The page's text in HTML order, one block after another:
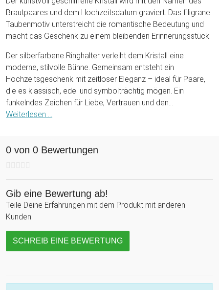
Brautpaares und dem Hochzeitsdatum graviert. Das filigrane
Taubenmotiv unterstreicht die romantische Bedeutung und
macht das Geschenk zu einem bleibenden Erinnerungsstück.
Der silberfarbene Ringhalter verleiht dem Kristall eine
moderne, stilvolle Bühne. Gemeinsam entsteht ein
Hochzeitsgeschenk mit zeitloser Eleganz – ideal für Paare,
die es klassisch, edel und symbolträchtig mögen. Ein
funkelndes Zeichen für Liebe, Vertrauen und den
gemeinsamen Flug ins Abenteuer Ehe!
Weiterlesen ...
0 von 0 Bewertungen
Gib eine Bewertung ab!
Teile Deine Erfahrungen mit dem Produkt mit anderen
Kunden.
SCHREIB EINE BEWERTUNG